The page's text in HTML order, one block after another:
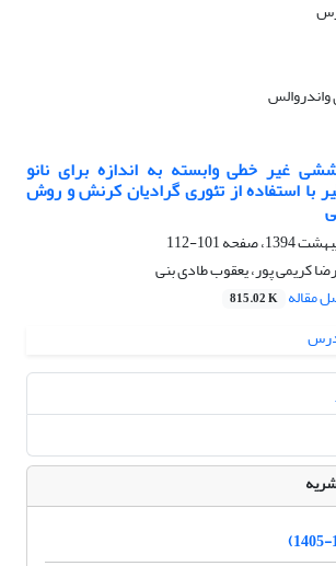
واندروالس
غیر خطی وابسته به ‌اندازه برای نانو
با استفاده از تئوری گرادیان کرنش و روش
101-112
کریمی پور، یعقوب طادی بنی
مقاله 815.02 K